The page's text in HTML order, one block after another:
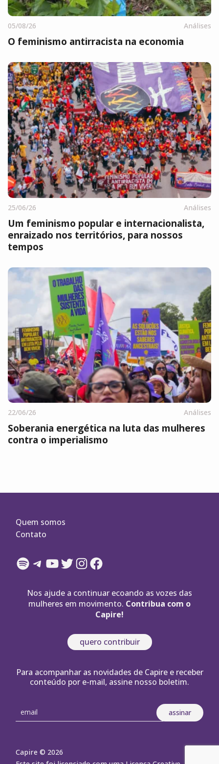
05/08/26 Análises
O feminismo antirracista na economia
25/06/26 Análises
Um feminismo popular e internacionalista,
enraizado nos territórios, para nossos
tempos
22/06/26 Análises
Soberania energética na luta das mulheres
contra o imperialismo
Quem somos
Contato
Spotify
Telegram
YouTube
Twitter
Instagram
Facebook
Nos ajude a continuar ecoando as vozes das
mulheres em movimento. Contribua com o
Capire!
quero contribuir
Para acompanhar as novidades de Capire e receber
conteúdo por e-mail, assine nosso boletim.
Capire © 2026